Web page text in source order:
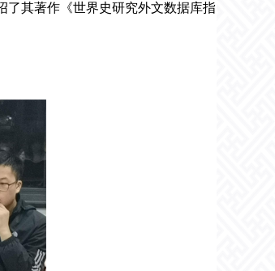
了其著作《世界史研究外文数据库指